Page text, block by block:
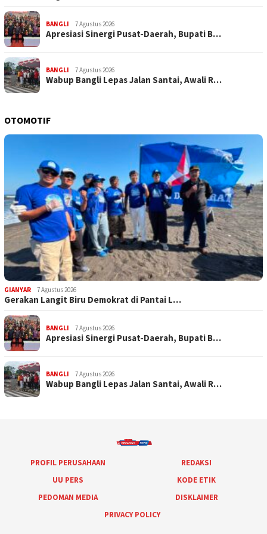
BANGLI 7 Agustus 2026
Apresiasi Sinergi Pusat-Daerah, Bupati B…
BANGLI 7 Agustus 2026
Wabup Bangli Lepas Jalan Santai, Awali R…
OTOMOTIF
GIANYAR 7 Agustus 2026
Gerakan Langit Biru Demokrat di Pantai L…
BANGLI 7 Agustus 2026
Apresiasi Sinergi Pusat-Daerah, Bupati B…
BANGLI 7 Agustus 2026
Wabup Bangli Lepas Jalan Santai, Awali R…
PROFIL PERUSAHAAN
REDAKSI
UU PERS
KODE ETIK
PEDOMAN MEDIA
DISKLAIMER
PRIVACY POLICY